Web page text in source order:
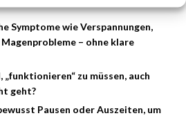
Symptome wie Verspannungen,
– ohne klare
„funktionieren“ zu müssen, auch
geht?
Pausen oder Auszeiten, um